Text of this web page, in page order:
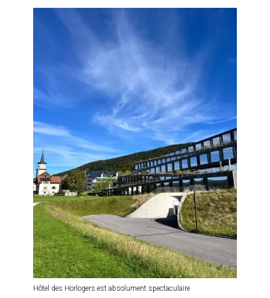
Hôtel des Horlogers est absolument spectaculaire